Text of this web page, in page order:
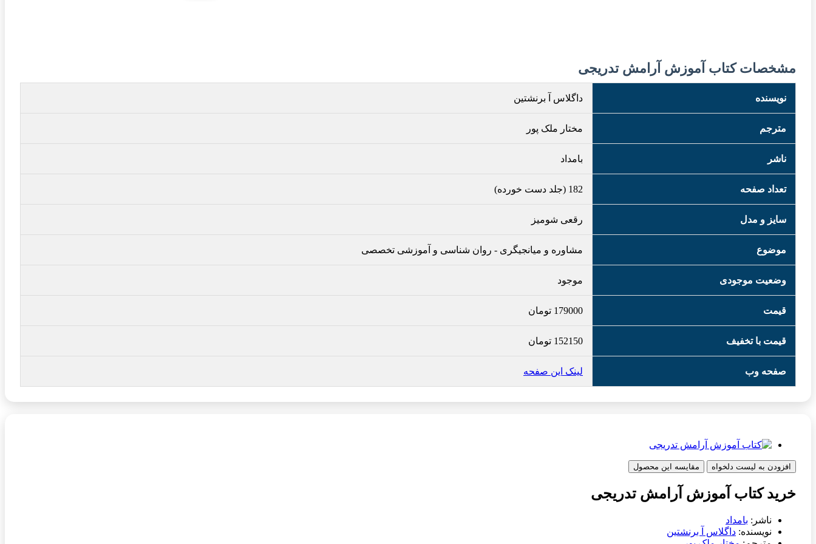
مشخصات کتاب آموزش آرامش تدریجی
نویسنده داگلاس آ برنشتین
مترجم مختار ملک پور
ناشر بامداد
تعداد صفحه 182 (جلد دست خورده)
سایز و مدل رقعی شومیز
موضوع مشاوره و میانجیگری - روان شناسی و آموزشی تخصصی
وضعیت موجودی موجود
قیمت 179000 تومان
قیمت با تخفیف 152150 تومان
صفحه وب لینک این صفحه
افزودن به لیست دلخواه مقایسه این محصول
خرید کتاب آموزش آرامش تدریجی
ناشر: بامداد
نویسنده: داگلاس آ برنشتین